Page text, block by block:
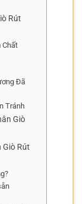
Rút
Chất
Đã
Tránh
Giò
Giò Rút